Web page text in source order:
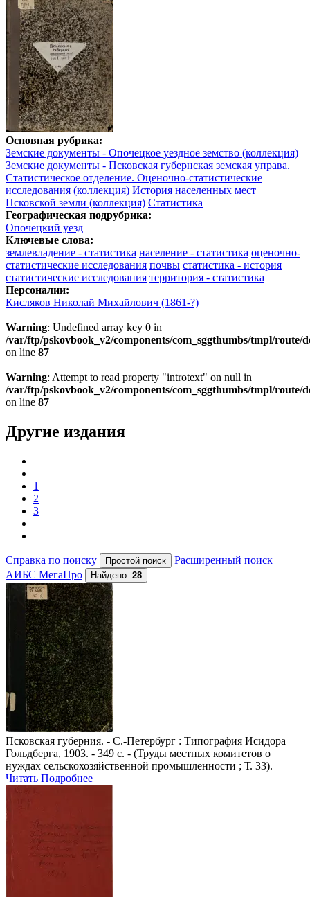
Основная рубрика:
Земские документы - Опочецкое уездное земство (коллекция)
Земские документы - Псковская губернская земская управа.
Статистическое отделение. Оценочно-статистические
исследования (коллекция) История населенных мест
Псковской земли (коллекция) Статистика
Географическая подрубрика:
Опочецкий уезд
Ключевые слова:
землевладение - статистика население - статистика оценочно-
статистические исследования почвы статистика - история
статистические исследования территория - статистика
Персоналии:
Кисляков Николай Михайлович (1861-?)
Warning: Undefined array key 0 in
/var/ftp/pskovbook_v2/components/com_sggthumbs/tmpl/route/
on line 87
Warning: Attempt to read property "introtext" on null in
/var/ftp/pskovbook_v2/components/com_sggthumbs/tmpl/route/
on line 87
Другие издания
1
2
3
Справка по поиску
Расширенный поиск
АИБС МегаПро
Найдено: 28
Псковская губерния. - С.-Петербург : Типография Исидора
Гольдберга, 1903. - 349 с. - (Труды местных комитетов о
нуждах сельскохозяйственной промышленности ; Т. 33).
Читать Подробнее